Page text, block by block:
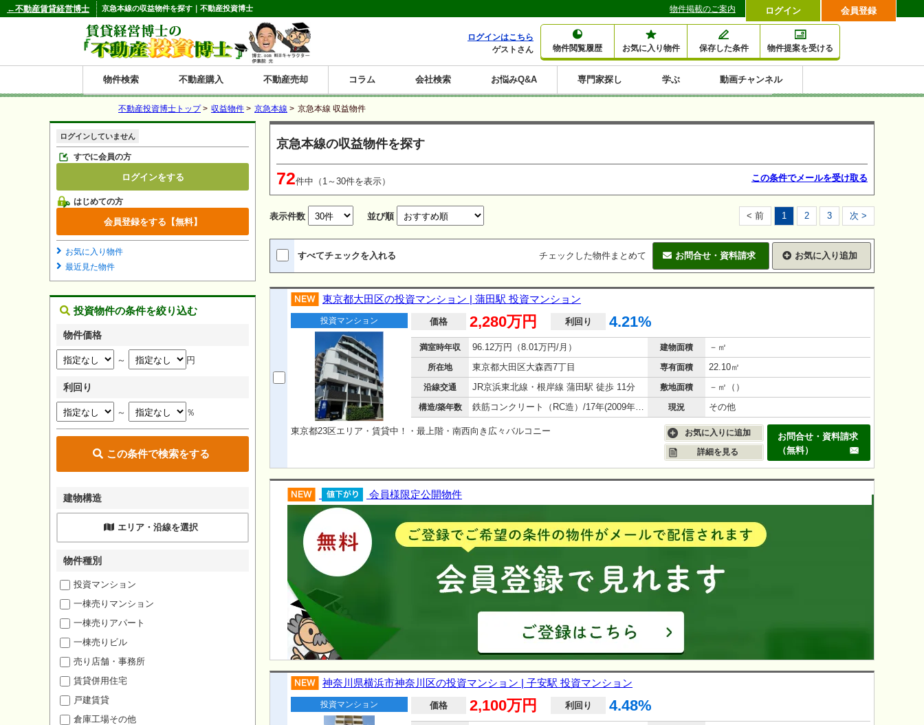
京急本線の収益物件を探す｜不動産投資博士
物件閲覧履歴 お気に入り物件 保存した条件 物件提案を受ける
ログインはこちら
ゲストさん
物件検索
北
海
道
東
北
青森
秋田
岩手
宮城
山形
福島
関
東
東京
埼玉
神奈川
千葉
茨城
栃木
群馬
信
州・
北
新潟
富山
石川
福井
長野
山梨
東
海
静岡
愛知
岐阜
三重
関
西
大阪
兵庫
京都
滋賀
奈良
和歌山
中
国・
四
鳥取
岡山
島根
広島
山口
香川
徳島
愛媛
高知
九
州
福岡
佐賀
長崎
熊本
大分
宮崎
鹿児島
沖縄 投資マンション
一棟売りアパート
一棟売りマンション
一棟売りビル
店舗・事務所
賃貸併用住宅
戸建賃貸
土地
新築住宅
工場・倉庫
ホテルペンション
不動産購入 不動産売却 コラム
大家さんコラム
賃貸経営コラム
会社検索 お悩みQ&A 専門家探し 学ぶ 動画チャンネル
ログイン 会員登録
物件掲載のご案内
←不動産賃貸経営博士
不動産投資博士トップ> 収益物件 > 京急本線 > 京急本線 収益物件
京急本線の収益物件を探す
72件中（1～30件を表示） この条件でメールを受け取る
表示件数 並び順 < 前 1 2 3 次 >
すべてチェックを入れる チェックした物件まとめて お気に入り追加
お問合せ・資料請求
東京都大田区の投資マンション | 蒲田駅 投資マンション
投資マンション 価格 2,280万円 利回り 4.21%
満室時年収 96.12万円（8.01万円/月） 建物面積 －㎡
所在地 東京都大田区大森西7丁目 専有面積 22.10㎡
沿線交通 JR京浜東北線・根岸線 蒲田駅 徒歩 11分 敷地面積 －㎡（）
構造/築年数 鉄筋コンクリート（RC造）/17年(2009年3月) 現況 その他
東京都23区エリア・賃貸中！・最上階・南西向き広々バルコニー
お気に入りに追加
詳細を見る
お問合せ・資料請求
（無料）
会員様限定公開物件
神奈川県横浜市神奈川区の投資マンション | 子安駅 投資マンション
投資マンション 価格 2,100万円 利回り 4.48%
ログインしていません
すでに会員の方
ログインをする
はじめての方
会員登録をする【無料】
お気に入り物件
最近見た物件
投資物件の条件を絞り込む
物件価格
～ 円
利回り
～ ％
この条件で検索をする
建物構造
エリア・沿線を選択
物件種別
投資マンション
一棟売りマンション
一棟売りアパート
一棟売りビル
売り店舗・事務所
賃貸併用住宅
戸建賃貸
倉庫工場その他